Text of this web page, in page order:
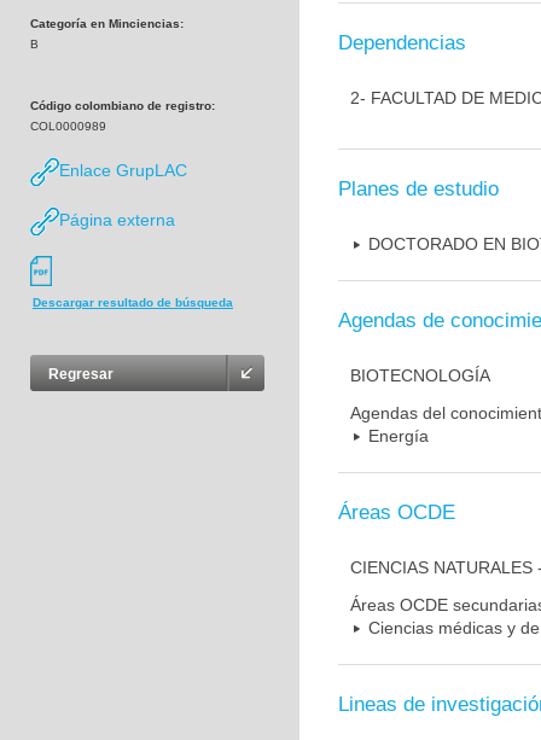
Categoría en Minciencias:
B
Código colombiano de registro:
COL0000989
Enlace GrupLAC
Página externa
Descargar resultado de búsqueda
Regresar
Dependencias
2- FACULTAD DE
Planes de estudio
DOCTORADO EN
Agendas de
BIOTECNOLOGÍA
Agendas del
Energía
Áreas OCDE
CIENCIAS
Áreas OCDE
Ciencias médicas y
Lineas de